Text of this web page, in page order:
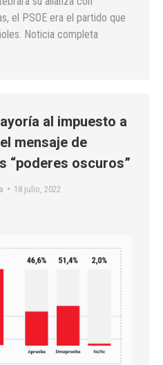
el PSOE era el partido que
Noticia completa
al impuesto a
mensaje de
“poderes oscuros”
18 julio, 2022